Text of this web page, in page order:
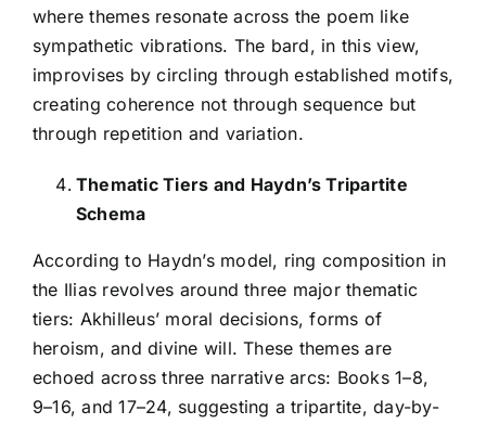
where themes resonate across the poem like
sympathetic vibrations. The bard, in this view,
improvises by circling through established motifs,
creating coherence not through sequence but
through repetition and variation.
Thematic Tiers and Haydn’s Tripartite
Schema
According to Haydn’s model, ring composition in
the Ilias revolves around three major thematic
tiers: Akhilleus’ moral decisions, forms of
heroism, and divine will. These themes are
echoed across three narrative arcs: Books 1–8,
9–16, and 17–24, suggesting a tripartite, day-by-